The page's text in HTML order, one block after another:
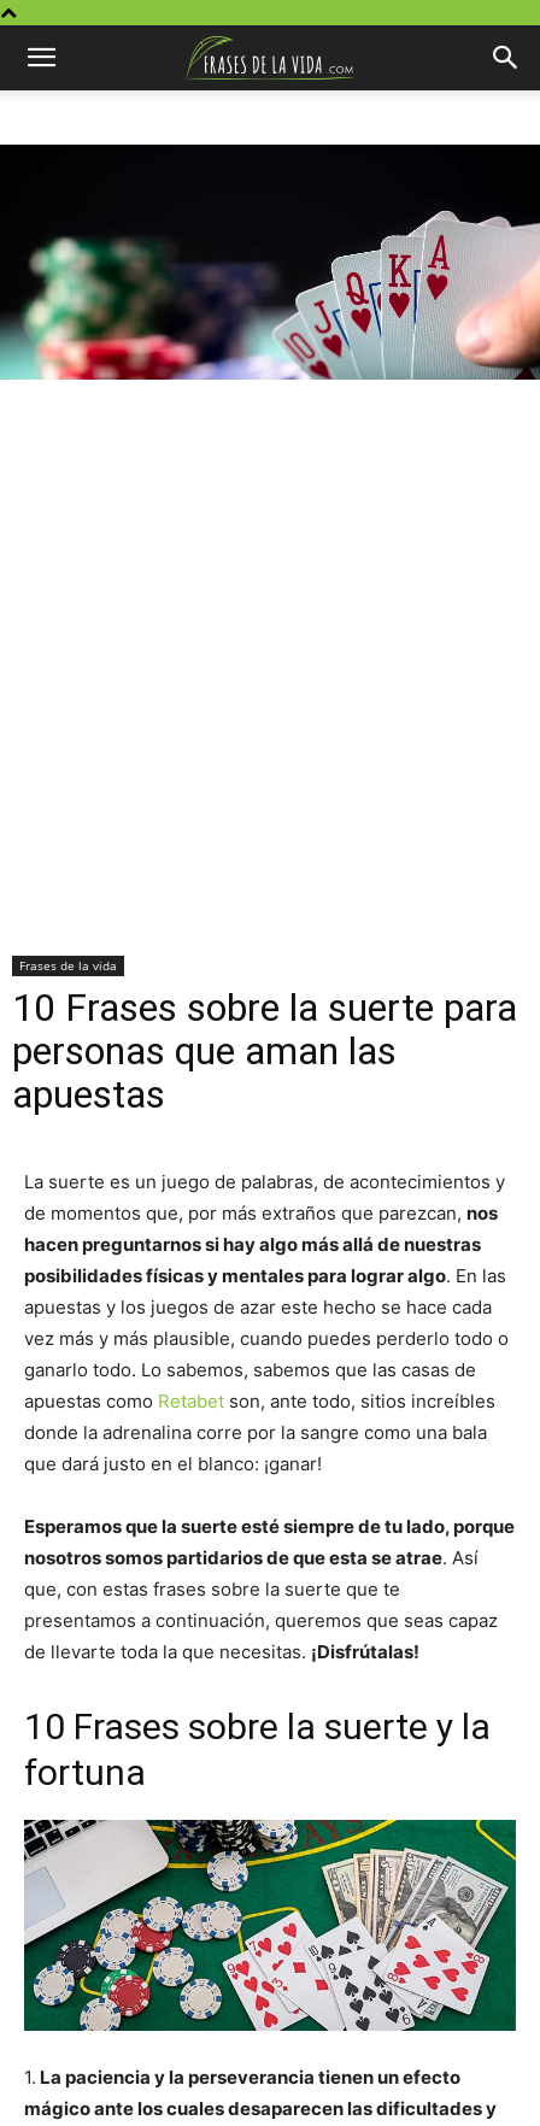
Frases de la vida
10 Frases sobre la suerte para
personas que aman las
apuestas
La suerte es un juego de palabras, de acontecimientos y
de momentos que, por más extraños que parezcan, nos
hacen preguntarnos si hay algo más allá de nuestras
posibilidades físicas y mentales para lograr algo. En las
apuestas y los juegos de azar este hecho se hace cada
vez más y más plausible, cuando puedes perderlo todo o
ganarlo todo. Lo sabemos, sabemos que las casas de
apuestas como Retabet son, ante todo, sitios increíbles
donde la adrenalina corre por la sangre como una bala
que dará justo en el blanco: ¡ganar!
Esperamos que la suerte esté siempre de tu lado, porque
nosotros somos partidarios de que esta se atrae. Así
que, con estas frases sobre la suerte que te
presentamos a continuación, queremos que seas capaz
de llevarte toda la que necesitas. ¡Disfrútalas!
10 Frases sobre la suerte y la
fortuna
1. La paciencia y la perseverancia tienen un efecto
mágico ante los cuales desaparecen las dificultades y